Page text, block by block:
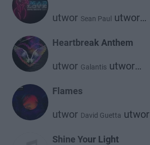
utwor Sean Paul utwor
Heartbreak Anthem
utwor Galantis utwor
Flames
utwor David Guetta utwor
Shine Your Light